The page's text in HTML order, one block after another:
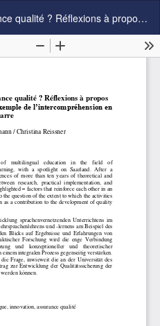
Enseignement pluriel et assurance qualité ? Réflexions à propos des innovations éducatives à l’exemple de l’intercompréhension en Sarre